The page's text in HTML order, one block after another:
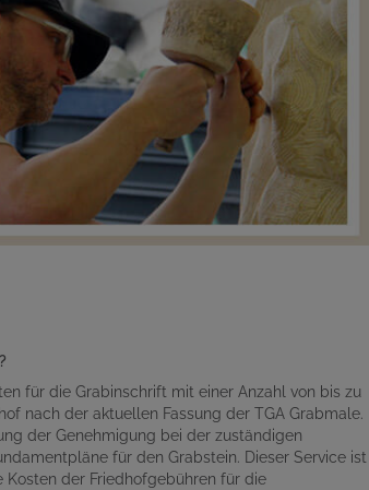
für die Grabinschrift mit einer Anzahl von bis zu
nach der aktuellen Fassung der TGA Grabmale.
der Genehmigung bei der zuständigen
für den Grabstein. Dieser Service ist
der Friedhofgebühren für die